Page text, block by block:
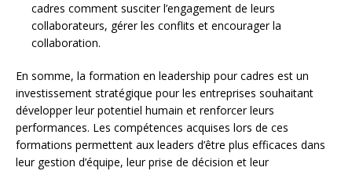
cadres comment susciter l’engagement de leurs
collaborateurs, gérer les conflits et encourager la
collaboration.
En somme, la formation en leadership pour cadres est un
investissement stratégique pour les entreprises souhaitant
développer leur potentiel humain et renforcer leurs
performances. Les compétences acquises lors de ces
formations permettent aux leaders d’être plus efficaces dans
leur gestion d’équipe, leur prise de décision et leur